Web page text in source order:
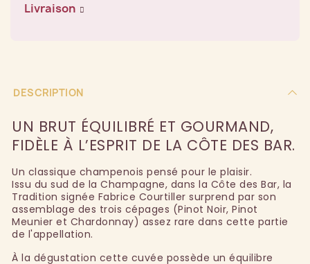
Livraison
DESCRIPTION
UN BRUT ÉQUILIBRÉ ET GOURMAND,
FIDÈLE À L’ESPRIT DE LA CÔTE DES BAR.
Un classique champenois pensé pour le plaisir.
Issu du sud de la Champagne, dans la Côte des Bar, la
Tradition signée Fabrice Courtiller surprend par son
assemblage des trois cépages (Pinot Noir, Pinot
Meunier et Chardonnay) assez rare dans cette partie
de l'appellation.
À la dégustation cette cuvée possède un équilibre